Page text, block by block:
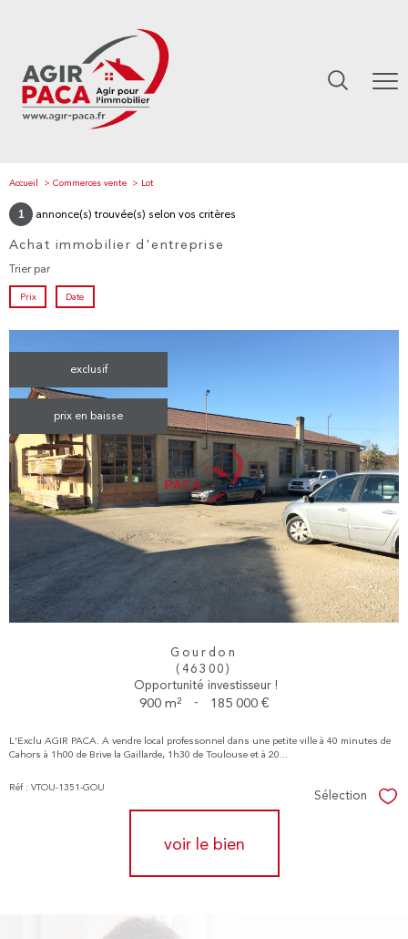
Accueil Commerces vente Lot
1 annonce(s) trouvée(s) selon vos critères
Achat immobilier d'entreprise
Trier par
Prix Date
exclusif
prix en baisse
Gourdon
(46300)
Opportunité investisseur !
900 m² - 185 000 €
L'Exclu AGIR PACA. A vendre local professonnel dans une petite ville à 40 minutes de
Cahors à 1h00 de Brive la Gaillarde, 1h30 de Toulouse et à 20...
Réf : VTOU-1351-GOU
Sélection
voir le bien